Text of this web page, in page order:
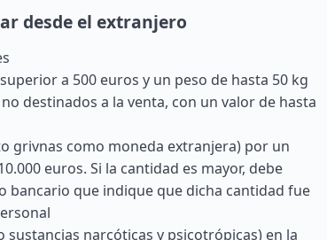
desde el extranjero
a 500 euros y un peso de hasta 50 kg
destinados a la venta, con un valor de hasta
grivnas como moneda extranjera) por un
euros. Si la cantidad es mayor, debe
bancario que indique que dicha cantidad fue
sustancias narcóticas y psicotrópicas) en la